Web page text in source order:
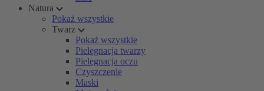
Natura
Pokaż wszystkie
Twarz
Pokaż wszystkie
Pielęgnacja twarzy
Pielęgnacja oczu
Czyszczenie
Maski